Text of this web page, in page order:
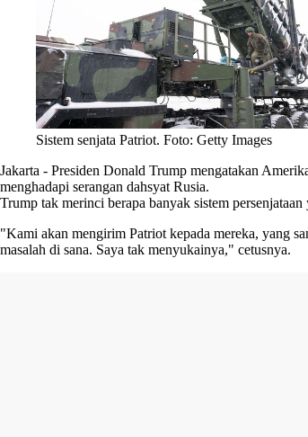
Sistem senjata Patriot. Foto: Getty Images
Jakarta - Presiden Donald Trump mengatakan
menghadapi serangan dahsyat Rusia.
Trump tak merinci berapa banyak sistem
"Kami akan mengirim Patriot kepada mereka, yang
masalah di sana. Saya tak menyukainya," cetusnya.